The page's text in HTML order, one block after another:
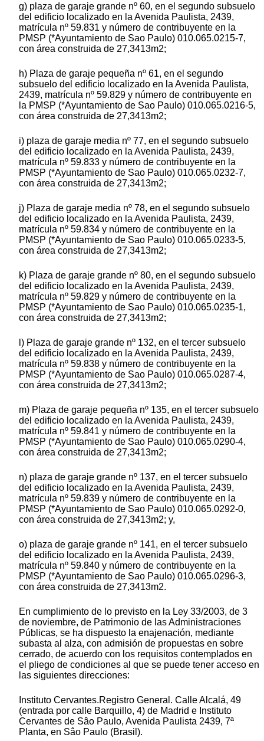
g) plaza de garaje grande nº 60, en el segundo subsuelo
del edificio localizado en la Avenida Paulista, 2439,
matrícula nº 59.831 y número de contribuyente en la
PMSP (*Ayuntamiento de Sao Paulo) 010.065.0215-7,
con área construida de 27,3413m2;
h) Plaza de garaje pequeña nº 61, en el segundo
subsuelo del edificio localizado en la Avenida Paulista,
2439, matrícula nº 59.829 y número de contribuyente en
la PMSP (*Ayuntamiento de Sao Paulo) 010.065.0216-5,
con área construida de 27,3413m2;
i) plaza de garaje media nº 77, en el segundo subsuelo
del edificio localizado en la Avenida Paulista, 2439,
matrícula nº 59.833 y número de contribuyente en la
PMSP (*Ayuntamiento de Sao Paulo) 010.065.0232-7,
con área construida de 27,3413m2;
j) Plaza de garaje media nº 78, en el segundo subsuelo
del edificio localizado en la Avenida Paulista, 2439,
matrícula nº 59.834 y número de contribuyente en la
PMSP (*Ayuntamiento de Sao Paulo) 010.065.0233-5,
con área construida de 27,3413m2;
k) Plaza de garaje grande nº 80, en el segundo subsuelo
del edificio localizado en la Avenida Paulista, 2439,
matrícula nº 59.829 y número de contribuyente en la
PMSP (*Ayuntamiento de Sao Paulo) 010.065.0235-1,
con área construida de 27,3413m2;
l) Plaza de garaje grande nº 132, en el tercer subsuelo
del edificio localizado en la Avenida Paulista, 2439,
matrícula nº 59.838 y número de contribuyente en la
PMSP (*Ayuntamiento de Sao Paulo) 010.065.0287-4,
con área construida de 27,3413m2;
m) Plaza de garaje pequeña nº 135, en el tercer subsuelo
del edificio localizado en la Avenida Paulista, 2439,
matrícula nº 59.841 y número de contribuyente en la
PMSP (*Ayuntamiento de Sao Paulo) 010.065.0290-4,
con área construida de 27,3413m2;
n) plaza de garaje grande nº 137, en el tercer subsuelo
del edificio localizado en la Avenida Paulista, 2439,
matrícula nº 59.839 y número de contribuyente en la
PMSP (*Ayuntamiento de Sao Paulo) 010.065.0292-0,
con área construida de 27,3413m2; y,
o) plaza de garaje grande nº 141, en el tercer subsuelo
del edificio localizado en la Avenida Paulista, 2439,
matrícula nº 59.840 y número de contribuyente en la
PMSP (*Ayuntamiento de Sao Paulo) 010.065.0296-3,
con área construida de 27,3413m2.
En cumplimiento de lo previsto en la Ley 33/2003, de 3
de noviembre, de Patrimonio de las Administraciones
Públicas, se ha dispuesto la enajenación, mediante
subasta al alza, con admisión de propuestas en sobre
cerrado, de acuerdo con los requisitos contemplados en
el pliego de condiciones al que se puede tener acceso en
las siguientes direcciones:
Instituto Cervantes.Registro General. Calle Alcalá, 49
(entrada por calle Barquillo, 4) de Madrid e Instituto
Cervantes de Sâo Paulo, Avenida Paulista 2439, 7ª
Planta, en Sâo Paulo (Brasil).